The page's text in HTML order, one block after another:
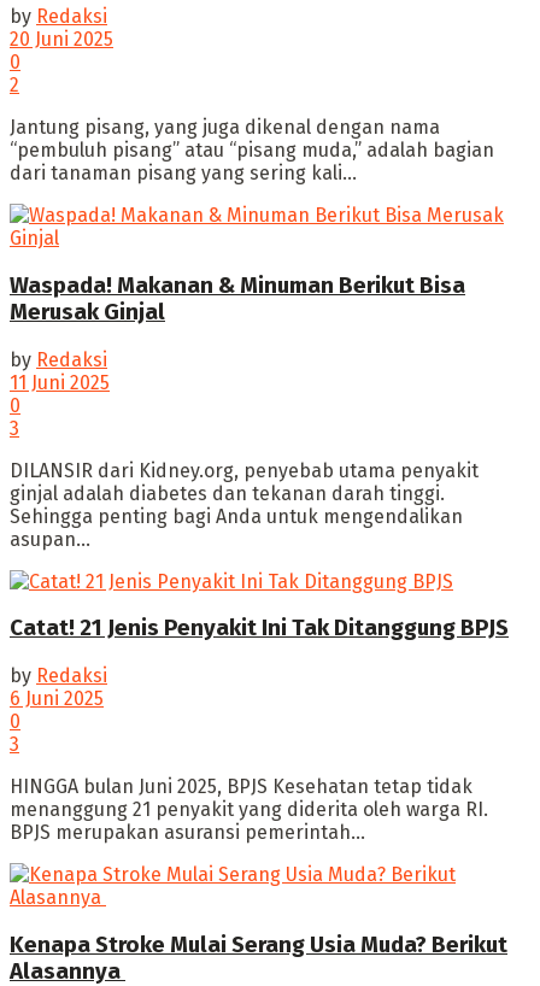
by Redaksi
20 Juni 2025
0
2
‎Jantung pisang, yang juga dikenal dengan nama
“pembuluh pisang” atau “pisang muda,” adalah bagian
dari tanaman pisang yang sering kali...
Waspada! Makanan & Minuman Berikut Bisa
Merusak Ginjal
by Redaksi
11 Juni 2025
0
3
‎DILANSIR dari Kidney.org, penyebab utama penyakit
ginjal adalah diabetes dan tekanan darah tinggi.
Sehingga penting bagi Anda untuk mengendalikan
asupan...
Catat! 21 Jenis Penyakit Ini Tak Ditanggung BPJS
by Redaksi
6 Juni 2025
0
3
‎HINGGA bulan Juni 2025, BPJS Kesehatan tetap tidak
menanggung 21 penyakit yang diderita oleh warga RI.
‎BPJS merupakan asuransi pemerintah...
Kenapa Stroke Mulai Serang Usia Muda? Berikut
Alasannya ‎